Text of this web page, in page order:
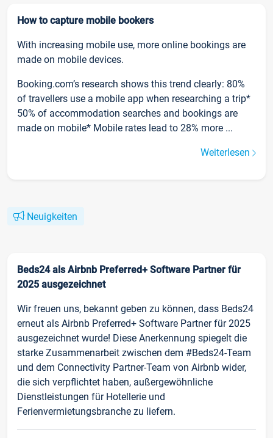
How to capture mobile bookers
With increasing mobile use, more online bookings are
made on mobile devices.
Booking.com’s research shows this trend clearly: 80%
of travellers use a mobile app when researching a trip*
50% of accommodation searches and bookings are
made on mobile* Mobile rates lead to 28% more ...
Weiterlesen
Neuigkeiten
Beds24 als Airbnb Preferred+ Software Partner für
2025 ausgezeichnet
Wir freuen uns, bekannt geben zu können, dass Beds24
erneut als Airbnb Preferred+ Software Partner für 2025
ausgezeichnet wurde! Diese Anerkennung spiegelt die
starke Zusammenarbeit zwischen dem #Beds24-Team
und dem Connectivity Partner-Team von Airbnb wider,
die sich verpflichtet haben, außergewöhnliche
Dienstleistungen für Hotellerie und
Ferienvermietungsbranche zu liefern.